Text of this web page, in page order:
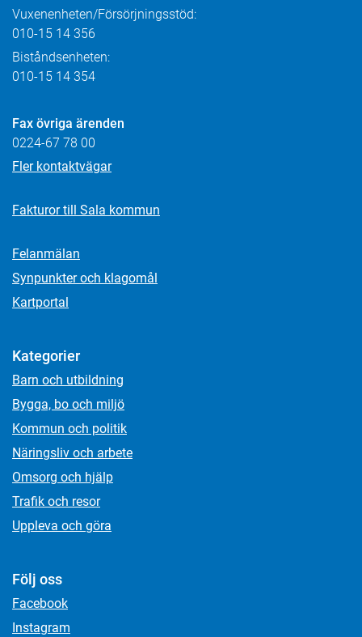
Vuxenenheten/Försörjningsstöd:
010-15 14 356
Biståndsenheten:
010-15 14 354
Fax övriga ärenden
0224-67 78 00
Fler kontaktvägar
Fakturor till Sala kommun
Felanmälan
Synpunkter och klagomål
Kartportal
Kategorier
Barn och utbildning
Bygga, bo och miljö
Kommun och politik
Näringsliv och arbete
Omsorg och hjälp
Trafik och resor
Uppleva och göra
Följ oss
Facebook
Instagram